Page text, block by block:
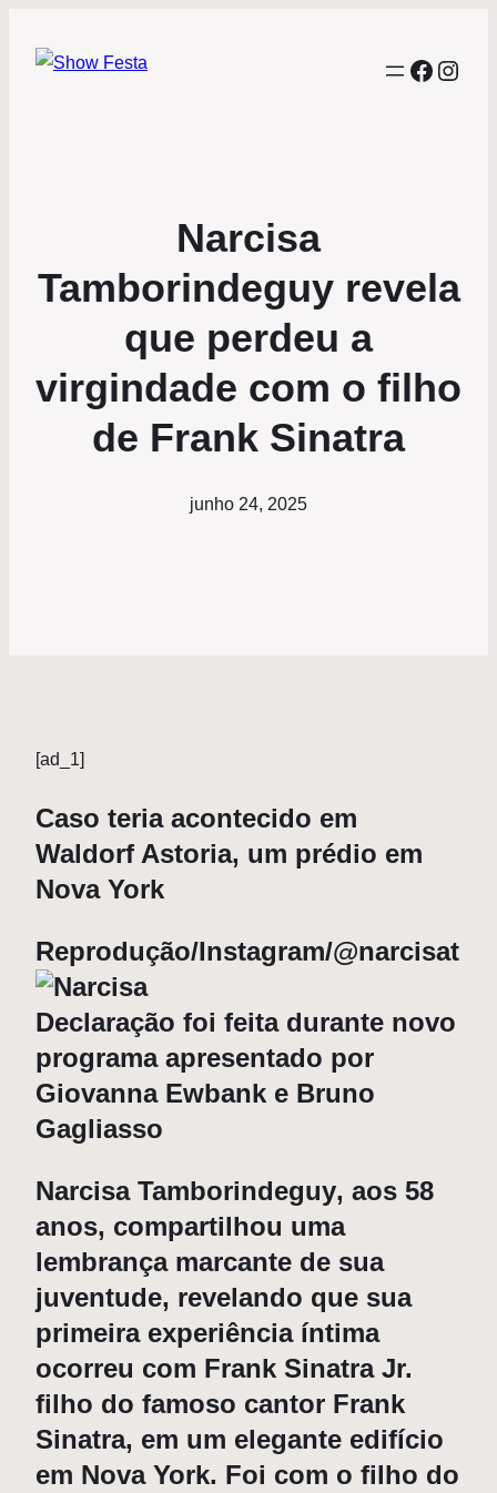
Narcisa
Tamborindeguy revela
que perdeu a
virgindade com o filho
de Frank Sinatra
junho 24, 2025
[ad_1]
Caso teria acontecido em
Waldorf Astoria, um prédio em
Nova York
Reprodução/Instagram/@narcisat
Declaração foi feita durante novo
programa apresentado por
Giovanna Ewbank e Bruno
Gagliasso
Narcisa Tamborindeguy, aos 58
anos, compartilhou uma
lembrança marcante de sua
juventude, revelando que sua
primeira experiência íntima
ocorreu com Frank Sinatra Jr.
filho do famoso cantor Frank
Sinatra, em um elegante edifício
em Nova York. Foi com o filho do